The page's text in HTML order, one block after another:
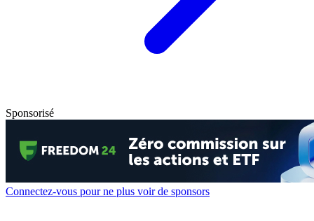
Sponsorisé
Connectez-vous pour ne plus voir de sponsors